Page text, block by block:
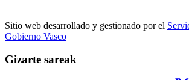
Sitio web desarrollado y gestionado por el
Gobierno Vasco
Gizarte sareak